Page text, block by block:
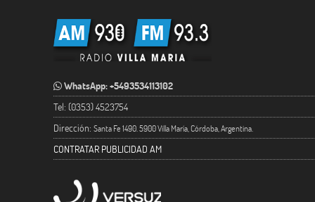
WhatsApp: +5493534113102
Tel: (0353) 4523754
Dirección: Santa Fe 1490. 5900 Villa María, Córdoba, Argentina.
CONTRATAR PUBLICIDAD AM